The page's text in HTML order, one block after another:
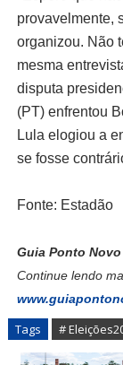
provavelmente,
organizou. Não
mesma
disputa
(PT) enfrentou
Lula elogiou a
se fosse
Fonte: Estadão
Guia Ponto Novo
Continue lendo
Tags #